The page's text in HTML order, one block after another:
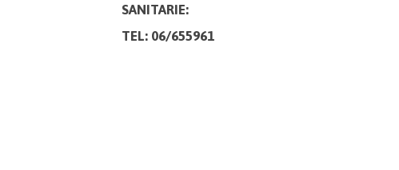
SANITARIE:
TEL: 06/655961